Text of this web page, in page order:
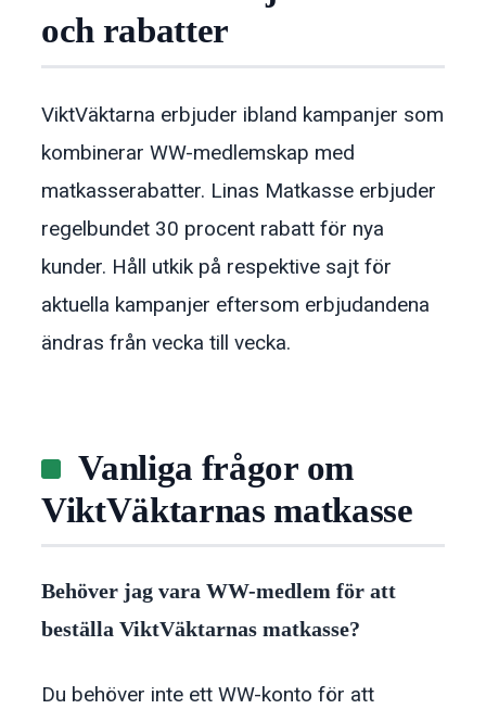
och rabatter
ViktVäktarna erbjuder ibland kampanjer som
kombinerar WW-medlemskap med
matkasserabatter. Linas Matkasse erbjuder
regelbundet 30 procent rabatt för nya
kunder. Håll utkik på respektive sajt för
aktuella kampanjer eftersom erbjudandena
ändras från vecka till vecka.
Vanliga frågor om
ViktVäktarnas matkasse
Behöver jag vara WW-medlem för att
beställa ViktVäktarnas matkasse?
Du behöver inte ett WW-konto för att